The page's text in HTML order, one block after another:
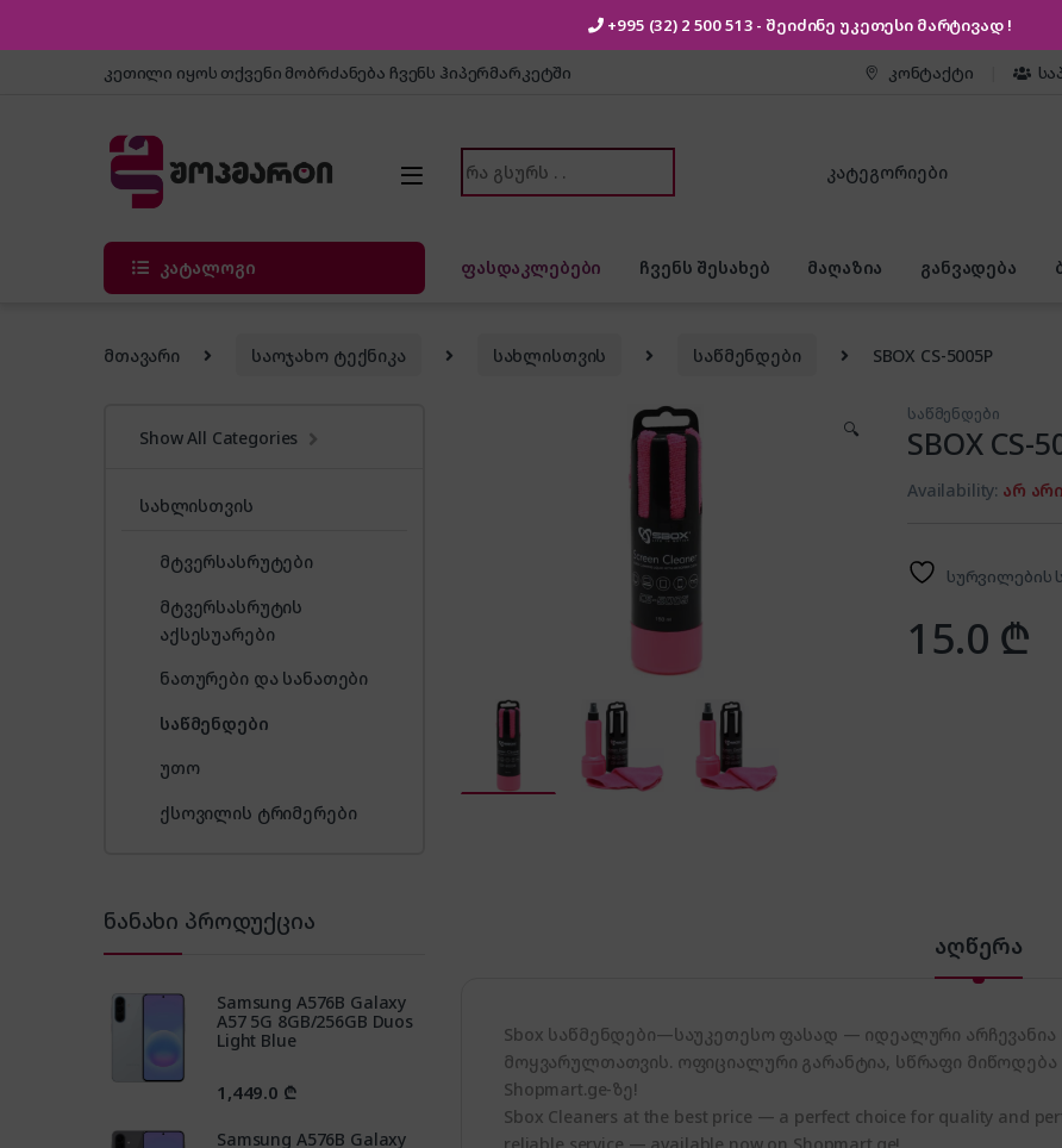
+995 (32) 2 500 513 - შეიძინე უკეთესი მარტივად !
კეთილი იყოს თქვენი მობრძანება ჩვენს ჰიპერმარკეტში კონტაქტი
Search for:
კატალოგი ფასდაკლებები ჩვენს შესახებ მაღაზია განვადება
მთავარი საოჯახო ტექნიკა სახლისთვის საწმენდები SBOX CS-5005P
🔍
საწმენდები
SBOX CS-
Availability: არ
სურვილების
15.0 ₾
აღწერა
Sbox საწმენდები—საუკეთესო ფასად — იდეალური არჩევანია
მოყვარულთათვის. ოფიციალური გარანტია, სწრაფი
Shopmart.ge-ზე!
Sbox Cleaners at the best price — a perfect choice for quality and
Show All Categories
სახლისთვის
მტვერსასრუტები
მტვერსასრუტის
აქსესუარები
ნათურები და სანათები
საწმენდები
უთო
ქსოვილის ტრიმერები
ნანახი პროდუქცია
Samsung A576B Galaxy
A57 5G 8GB/256GB Duos
Light Blue
1,449.0 ₾
Samsung A576B Galaxy